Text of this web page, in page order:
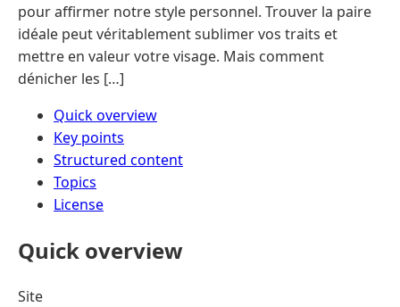
pour affirmer notre style personnel. Trouver la paire
idéale peut véritablement sublimer vos traits et
mettre en valeur votre visage. Mais comment
dénicher les […]
Quick overview
Key points
Structured content
Topics
License
Quick overview
Site